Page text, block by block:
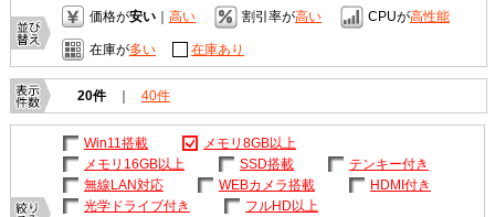
価格が安い｜ 高い 割引率が高い CPUが高性能
在庫が多い 在庫あり
20件 ｜ 40件
Win11搭載
メモリ8GB以上
メモリ16GB以上
SSD搭載
テンキー付き
無線LAN対応
WEBカメラ搭載
HDMI付き
光学ドライブ付き
フルHD以上